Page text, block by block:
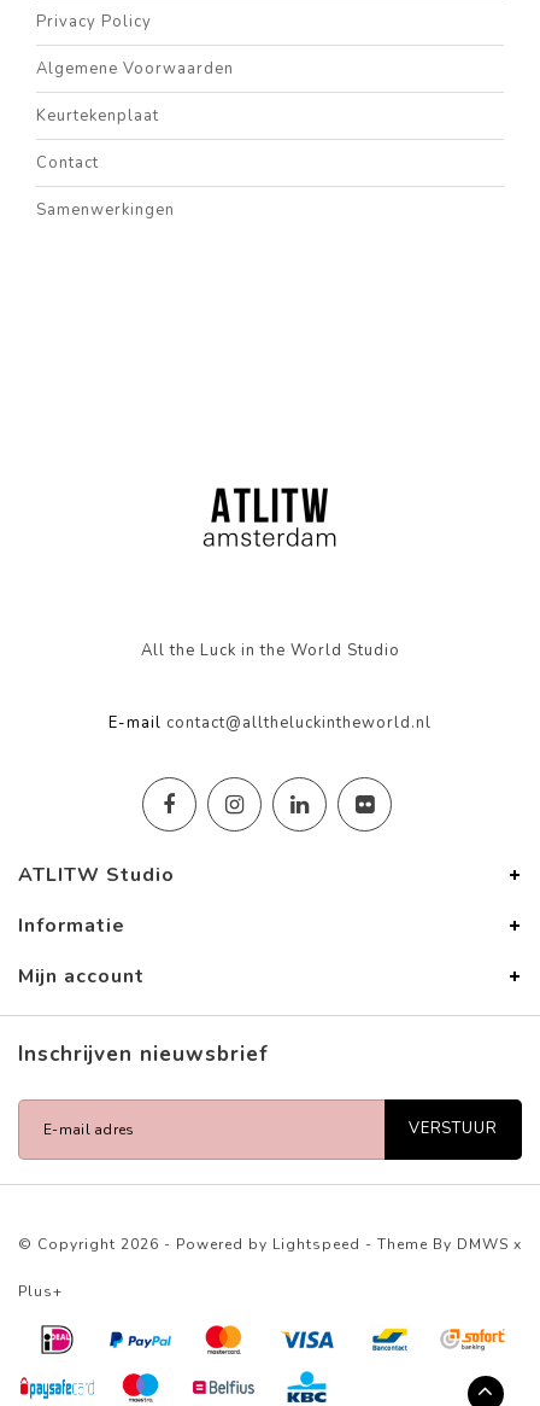
Privacy Policy
Algemene Voorwaarden
Keurtekenplaat
Contact
Samenwerkingen
All the Luck in the World Studio
E-mail contact@alltheluckintheworld.nl
ATLITW Studio
Informatie
Mijn account
Inschrijven nieuwsbrief
VERSTUUR
© Copyright 2026 - Powered by Lightspeed - Theme By DMWS x
Plus+